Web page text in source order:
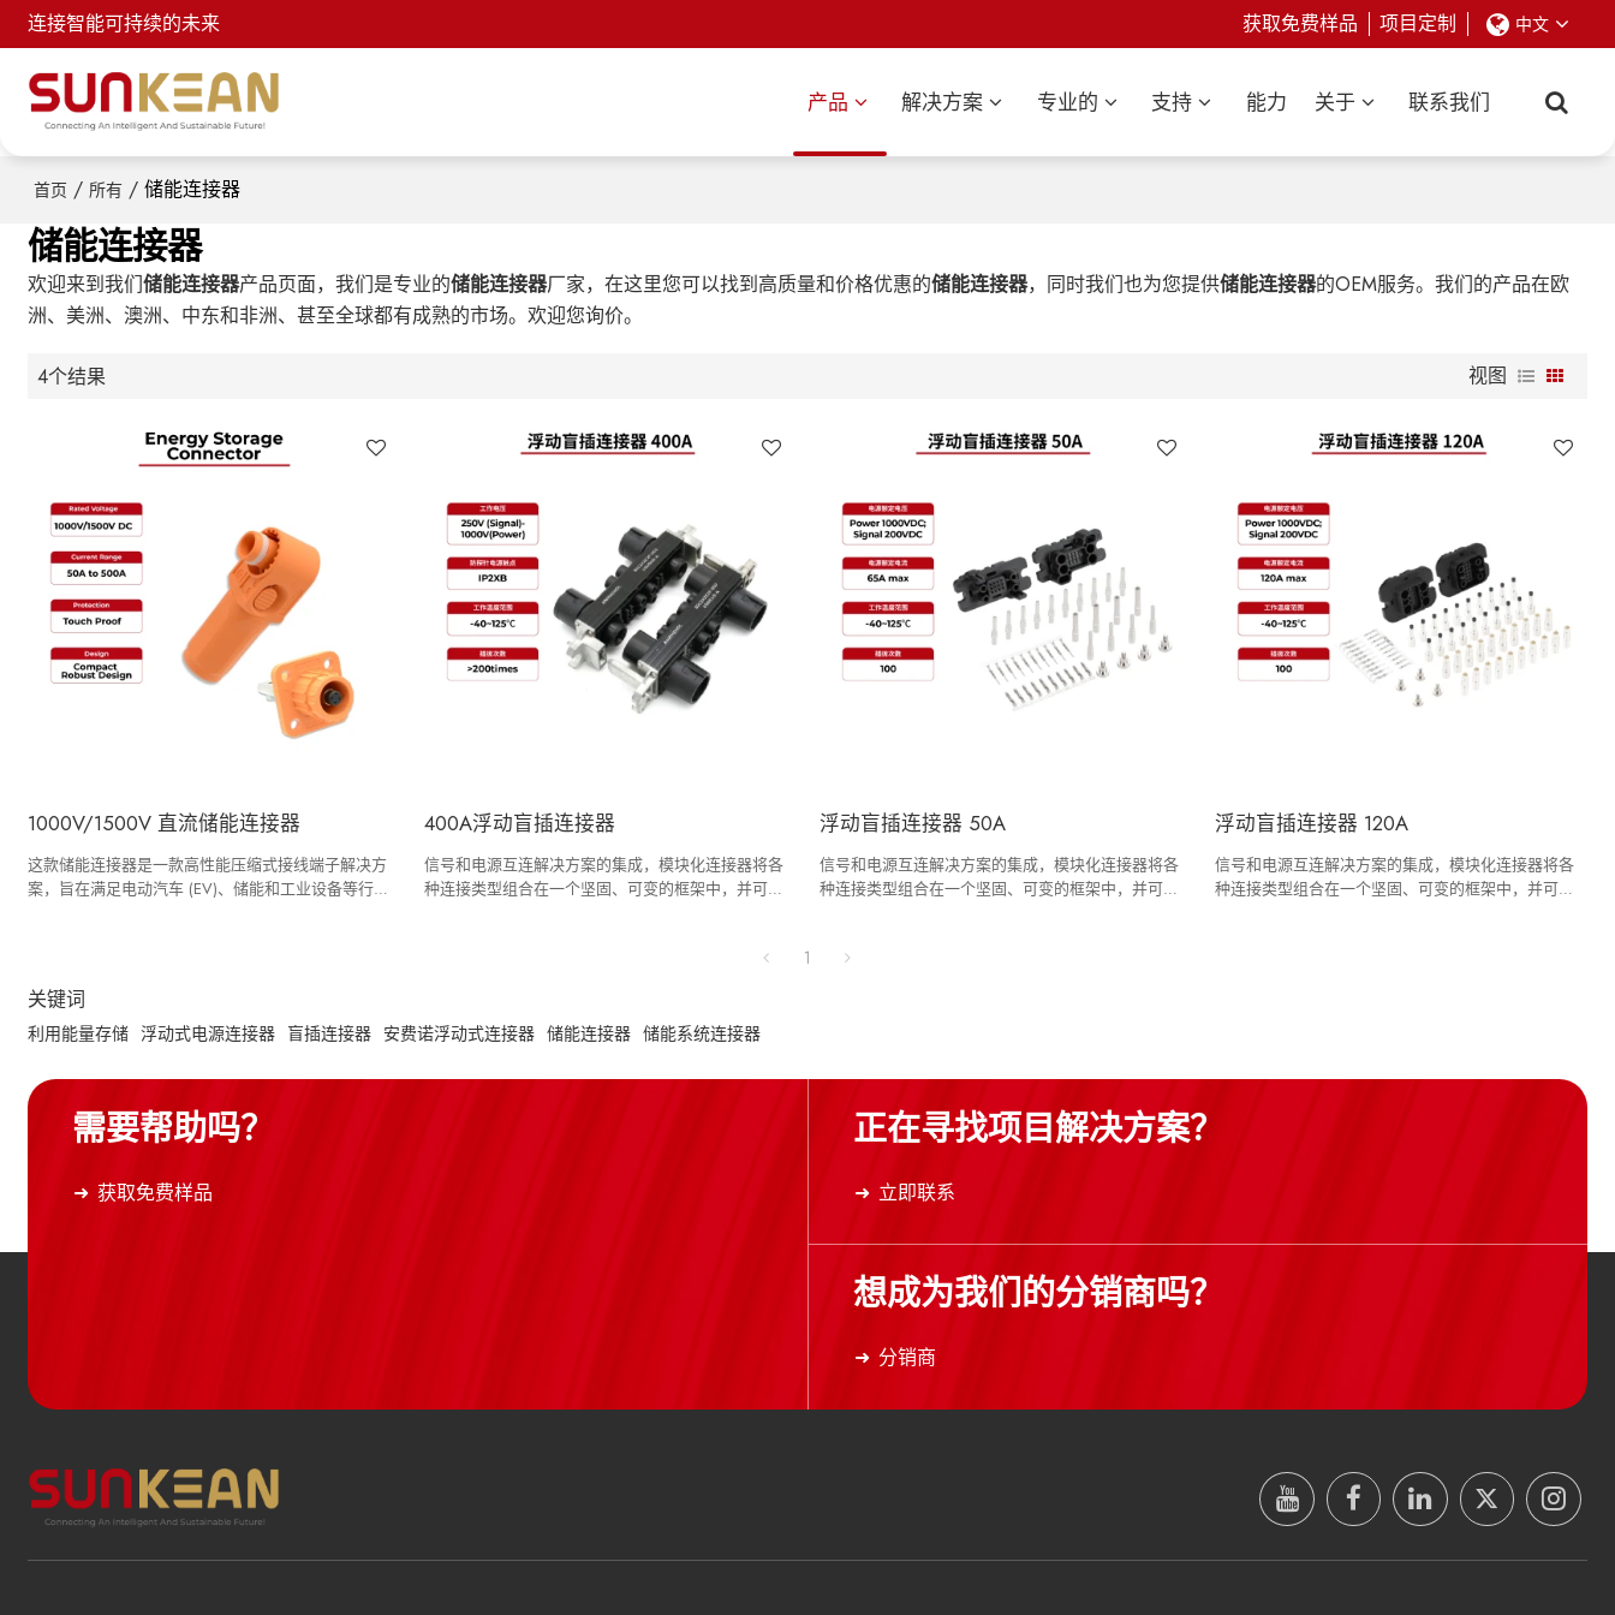
连接智能可持续的未来 获取免费样品 项目定制 中文
产品 解决方案 专业的 支持 能力 关于 联系我们
首页 / 所有 / 储能连接器
储能连接器
欢迎来到我们储能连接器产品页面，我们是专业的储能连接器厂家，在这里您可以找到高质量和价格优惠的储能连接器，同时我们也为您提供储能连接器的OEM服务。我们的产品在欧
洲、美洲、澳洲、中东和非洲、甚至全球都有成熟的市场。欢迎您询价。
4个结果 视图
1000V/1500V 直流储能连接器
这款储能连接器是一款高性能压缩式接线端子解决方
案，旨在满足电动汽车 (EV)、储能和工业设备等行业
400A浮动盲插连接器
信号和电源互连解决方案的集成，模块化连接器将各
种连接类型组合在一个坚固、可变的框架中，并可根
浮动盲插连接器 50A
信号和电源互连解决方案的集成，模块化连接器将各
种连接类型组合在一个坚固、可变的框架中，并可根
浮动盲插连接器 120A
信号和电源互连解决方案的集成，模块化连接器将各
种连接类型组合在一个坚固、可变的框架中，并可根
1
关键词
利用能量存储 浮动式电源连接器 盲插连接器 安费诺浮动式连接器 储能连接器 储能系统连接器
需要帮助吗？
获取免费样品
正在寻找项目解决方案？
立即联系
想成为我们的分销商吗？
分销商